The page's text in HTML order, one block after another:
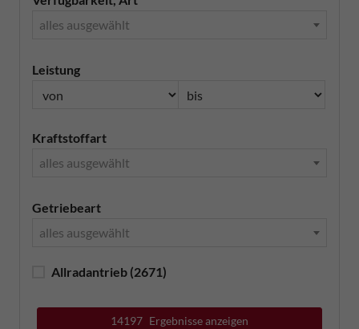
alles ausgewählt
Leistung
Kraftstoffart
alles ausgewählt
Getriebeart
alles ausgewählt
Allradantrieb (2671)
14197 Ergebnisse anzeigen